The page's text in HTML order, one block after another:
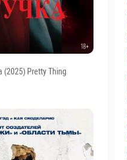
(2025) Pretty Thing